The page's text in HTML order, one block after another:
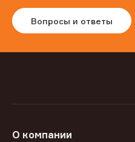
Вопросы и ответы
О компании